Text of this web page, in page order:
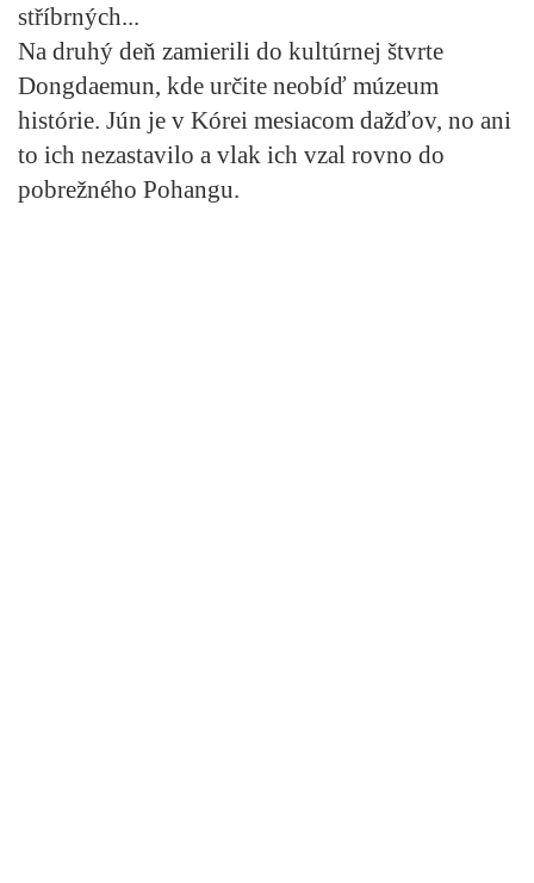
stříbrných...
Na druhý deň zamierili do kultúrnej štvrte
Dongdaemun, kde určite neobíď múzeum
histórie. Jún je v Kórei mesiacom dažďov, no ani
to ich nezastavilo a vlak ich vzal rovno do
pobrežného Pohangu.